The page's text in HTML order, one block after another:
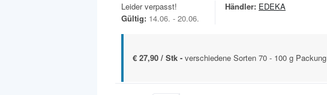
Leider verpasst!
Gültig: 14.06. - 20.06.
Händler: EDEKA
€ 27,90 / Stk - verschiedene Sorten 70 - 100 g Packung